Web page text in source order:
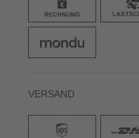
VERSAND